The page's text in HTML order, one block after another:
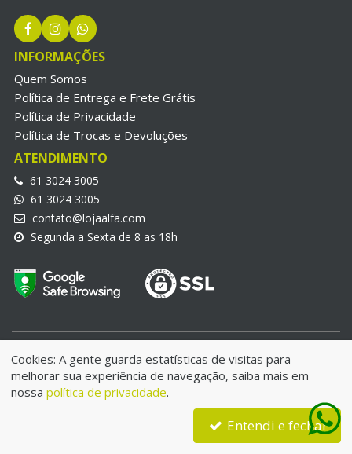
Cookies: A gente guarda estatísticas de visitas para
melhorar sua experiência de navegação, saiba mais em
nossa política de privacidade.
Entendi e fechar
INFORMAÇÕES
Quem Somos
Política de Entrega e Frete Grátis
Política de Privacidade
Política de Trocas e Devoluções
ATENDIMENTO
61 3024 3005
61 3024 3005
contato@lojaalfa.com
Segunda a Sexta de 8 as 18h
LojaAlfa.com © 2018 | Alfa Informatica Eireli | CNPJ:
25.970.692/0001-21
IE: 07.780.006/001-49 - Endereço: QNE 34 Lote 08 | Taguatinga
Norte- DF | CEP:72125-340